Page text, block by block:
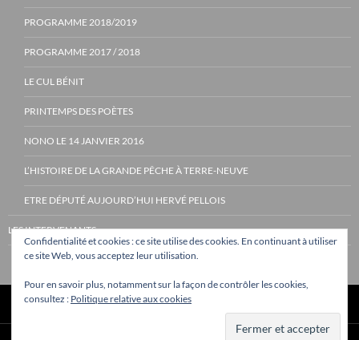
PROGRAMME 2018/2019
PROGRAMME 2017 / 2018
LE CUL BÉNIT
PRINTEMPS DES POÈTES
NONO LE 14 JANVIER 2016
L’HISTOIRE DE LA GRANDE PÊCHE À TERRE-NEUVE
ETRE DÉPUTÉ AUJOURD’HUI HERVÉ PELLOIS
LES INTERVENANTS
Confidentialité et cookies : ce site utilise des cookies. En continuant à utiliser
ce site Web, vous acceptez leur utilisation.
Pour en savoir plus, notamment sur la façon de contrôler les cookies,
consultez : Politique relative aux cookies